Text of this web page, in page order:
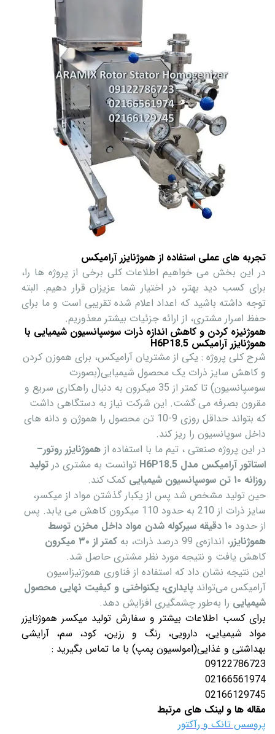
تجربه های عملی استفاده از هموژنایزر آرامیکس
در این بخش می خواهیم اطلاعات کلی برخی از پروژه ها را،
برای کسب دید بهتر، در اختیار شما عزیزان قرار دهیم. البته
توجه داشته باشید که اعداد اعلام شده تقریبی است و ما برای
حفظ اسرار مشتری، از ارائه جزئیات بیشتر معذوریم.
هموژنیزه کردن و کاهش اندازه ذرات سوسپانسیون شیمیایی با
هموژنایزر آرامیکس H6P18.5
شرح کلی پروژه : یکی از مشتریان آرامیکس، برای هموزن کردن
و کاهش سایز ذرات یک محصول شیمیایی(بصورت
سوسپانسیون) تا کمتر از 35 میکرون به دنبال راهکاری سریع و
مقرون بصرفه می گشت. این شرکت نیاز به دستگاهی داشت
که بتواند حداقل روزی 9-10 تن محصول را هموژن و دانه های
داخل سوپانسیون را ریز کند.
در این پروژه‌ صنعتی ، تیم ما با استفاده از هموژنایزر روتور–
استاتور آرامیکس مدل H6P18.5
توانست به مشتری در تولید
روزانه ۱۰ تن سوسپانسیون شیمیایی
کمک کند.
حین تولید مشخص شد پس از یکبار گذشتن مواد از میکسر،
سایز ذرات از 210 به حدود 110 میکرون کاهش می یابد. پس
از حدود
۱۰ دقیقه سیرکوله شدن مواد داخل مخزن توسط
هموژنایزر، اندازه‌ی 99 درصد ذرات، به
کمتر از ۳۰ میکرون
کاهش یافت و نتیجه مورد نظر مشتری حاصل شد.
این نتیجه نشان داد که استفاده از فناوری هموژنیزاسیون
آرامیکس می‌تواند پایداری، یکنواختی و کیفیت نهایی محصول
شیمیایی را به‌طور چشمگیری افزایش دهد.
برای کسب اطلاعات بیشتر و سفارش تولید میکسر هموژنایزر
مواد شیمیایی، دارویی، رنگ و رزین، کود، سم، آرایشی
بهداشتی و غذایی(امولسیون پمپ) با ما تماس بگیرید :
09122786723
02166561974
02166129745
مقاله ها و لینک های مرتبط
پروسس تانک و رآکتور